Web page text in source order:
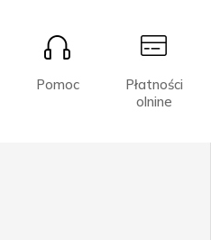
Pomoc
Płatności
olnine